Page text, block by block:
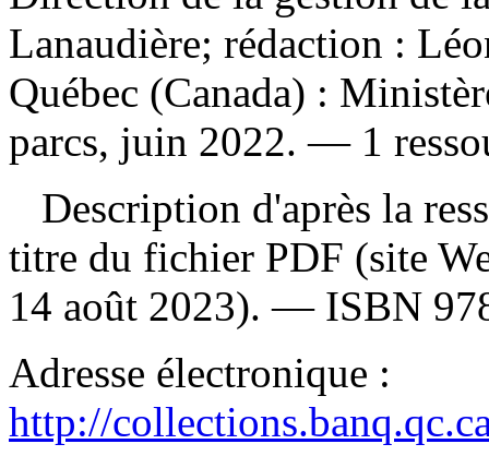
Lanaudière; rédaction :
Québec (Canada) :
parcs, juin 2022. — 1
Description d'après la
titre du fichier PDF (site
14 août 2023). — ISBN
Adresse électronique :
http://